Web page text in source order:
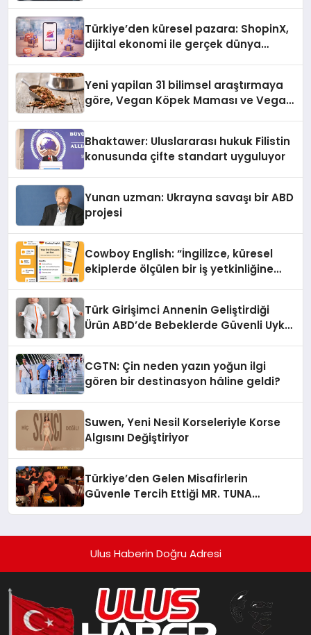
Türkiye’den küresel pazara: ShopinX,
dijital ekonomi ile gerçek dünya
Yeni yapilan 31 bilimsel araştırmaya
göre, Vegan Köpek Maması ve Vegan
Bhaktawer: Uluslararası hukuk Filistin
konusunda çifte standart uyguluyor
Yunan uzman: Ukrayna savaşı bir ABD
projesi
Cowboy English: “İngilizce, küresel
ekiplerde ölçülen bir iş yetkinliğine
Türk Girişimci Annenin Geliştirdiği
Ürün ABD’de Bebeklerde Güvenli Uyku
CGTN: Çin neden yazın yoğun ilgi
gören bir destinasyon hâline geldi?
Suwen, Yeni Nesil Korseleriyle Korse
Algısını Değiştiriyor
Türkiye’den Gelen Misafirlerin
Güvenle Tercih Ettiği MR. TUNA
Ulus Haberin Doğru Adresi